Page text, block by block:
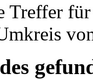
Treffer